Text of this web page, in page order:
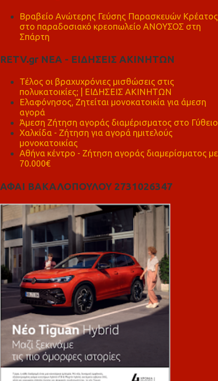
Βραβείο Ανώτερης Γεύσης Παρασκευών Κρέατος
στο παραδοσιακό κρεοπωλείο ΑΝΟΥΣΟΣ στη
Σπάρτη
RETV.gr ΝΕΑ - ΕΙΔΗΣΕΙΣ ΑΚΙΝΗΤΩΝ
Τέλος οι βραχυχρόνιες μισθώσεις στις
πολυκατοικίες; | ΕΙΔΗΣΕΙΣ ΑΚΙΝΗΤΩΝ
Ελαφόνησος, Ζητείται μονοκατοικία για άμεση
αγορά
Άμεση Ζήτηση αγοράς διαμέρισματος στο Γύθειο
Χαλκίδα - Ζήτηση για αγορά ημιτελούς
μονοκατοικίας
Αθήνα κέντρο - Ζήτηση αγοράς διαμερίσματος με
70.000€
ΑΦΑΙ ΒΑΚΑΛΟΠΟΥΛΟΥ 2731026347